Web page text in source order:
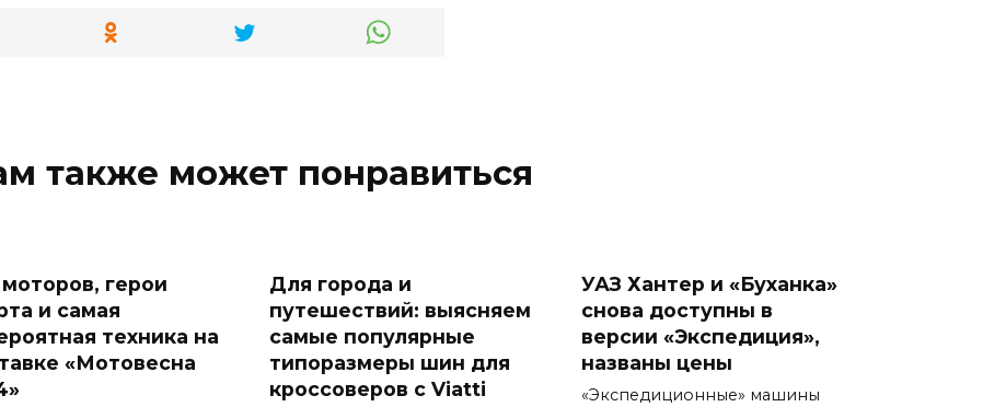
также может понравиться
герои
и самая
техника на
«Мотовесна
Для города и
путешествий: выясняем
самые популярные
типоразмеры шин для
кроссоверов с Viatti
УАЗ Хантер и «Буханка»
снова доступны в
версии «Экспедиция»,
названы цены
«Экспедиционные» машины